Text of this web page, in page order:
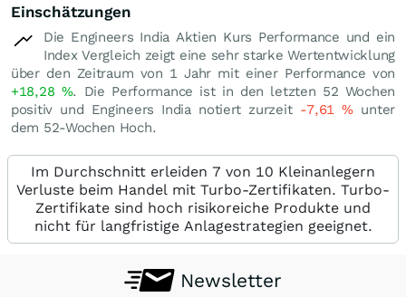
Einschätzungen
Die Engineers India Aktien Kurs Performance und ein
Index Vergleich zeigt eine sehr starke Wertentwicklung
über den Zeitraum von 1 Jahr mit einer Performance von
+18,28 %. Die Performance ist in den letzten 52 Wochen
positiv und Engineers India notiert zurzeit -7,61% unter
dem 52-Wochen Hoch.
Im Durchschnitt erleiden 7 von 10 Kleinanlegern
Verluste beim Handel mit Turbo-Zertifikaten. Turbo-
Zertifikate sind hoch risikoreiche Produkte und
nicht für langfristige Anlagestrategien geeignet.
Newsletter